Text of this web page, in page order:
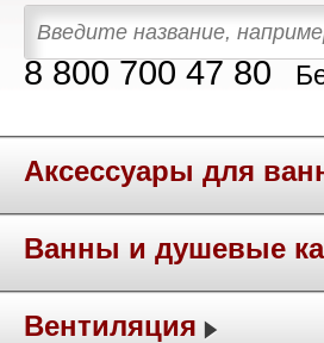
8 800 700 47 80
Аксессуары для
Ванны и душевые
Вентиляция